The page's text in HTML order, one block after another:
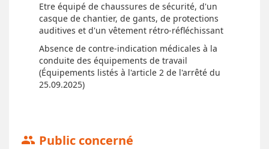
Etre équipé de chaussures de sécurité, d'un
casque de chantier, de gants, de protections
auditives et d'un vêtement rétro-réfléchissant
Absence de contre-indication médicales à la
conduite des équipements de travail
(Équipements listés à l'article 2 de l'arrêté du
25.09.2025)
group Public concerné